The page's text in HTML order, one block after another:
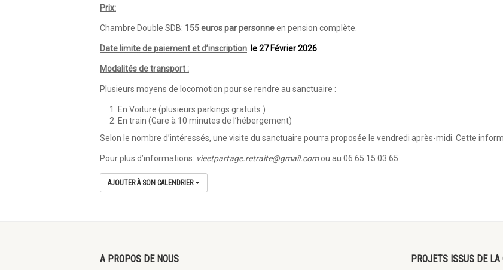
Prix:
Chambre Double SDB: 155 euros par personneen pension complète.
Date limite de paiement et d’inscription: le 27 Février 2026
Modalités de transport :
Plusieurs moyens de locomotion pour se rendre au sanctuaire :
En Voiture (plusieurs parkings gratuits )
En train (Gare à 10 minutes de l’hébergement)
Selon le nombre d’intéressés, une visite du sanctuaire pourra proposée le vendredi après-midi. Cette
Pour plus d’informations: vieetpartage.retraite@gmail.comou au 06 65 15 03 65
AJOUTER À SON CALENDRIER
A PROPOS DE NOUS PROJETS ISSUS DE